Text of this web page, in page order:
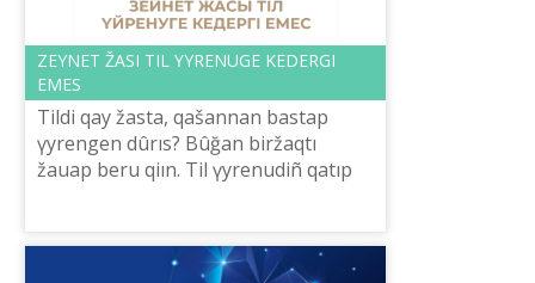
ZEYNET ŽASI TІL ҮYRENUGE KEDERGІ
EMES
Tіldі qay žasta, qašannan bastap
үyrengen dûrıs? Bûğan bіržaqtı
žauap beru qiın. Tіl үyrenudіñ qatıp
qolğ...